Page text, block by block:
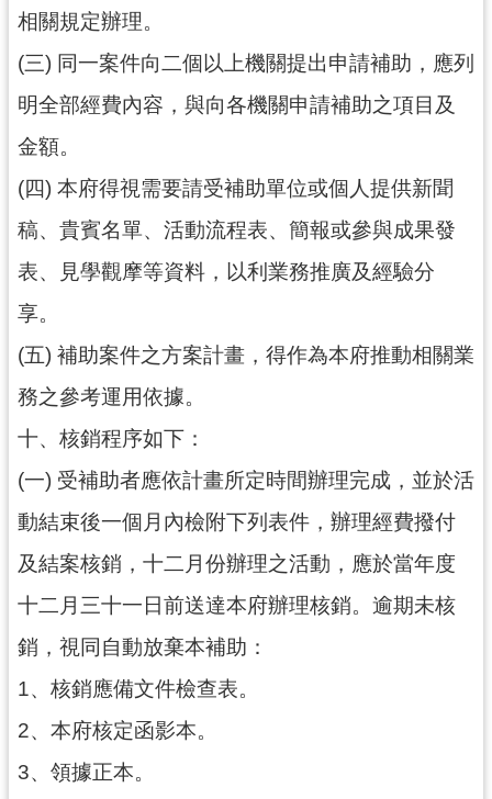
相關規定辦理。
(三) 同一案件向二個以上機關提出申請補助，應列
明全部經費內容，與向各機關申請補助之項目及
金額。
(四) 本府得視需要請受補助單位或個人提供新聞
稿、貴賓名單、活動流程表、簡報或參與成果發
表、見學觀摩等資料，以利業務推廣及經驗分
享。
(五) 補助案件之方案計畫，得作為本府推動相關業
務之參考運用依據。
十、核銷程序如下：
(一) 受補助者應依計畫所定時間辦理完成，並於活
動結束後一個月內檢附下列表件，辦理經費撥付
及結案核銷，十二月份辦理之活動，應於當年度
十二月三十一日前送達本府辦理核銷。逾期未核
銷，視同自動放棄本補助：
1、核銷應備文件檢查表。
2、本府核定函影本。
3、領據正本。